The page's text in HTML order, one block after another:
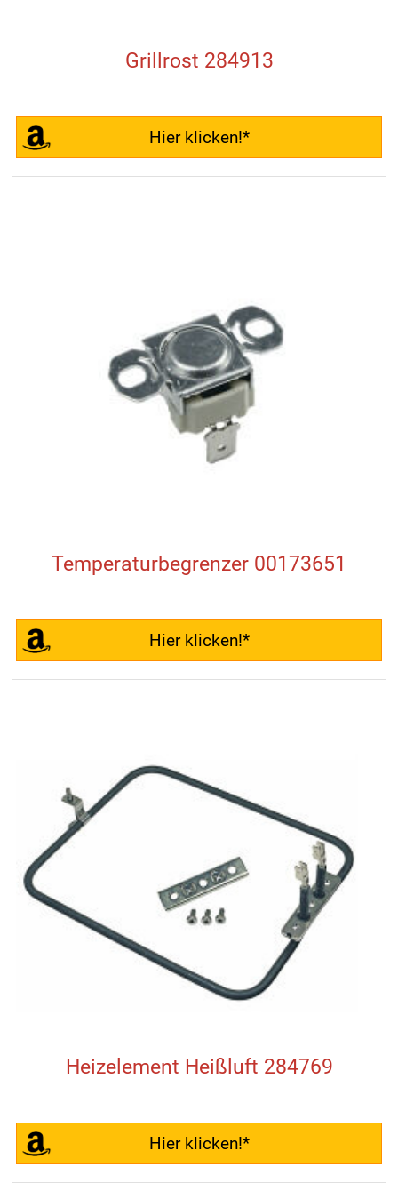
Grillrost 284913
Hier klicken!*
Temperaturbegrenzer 00173651
Hier klicken!*
Heizelement Heißluft 284769
Hier klicken!*